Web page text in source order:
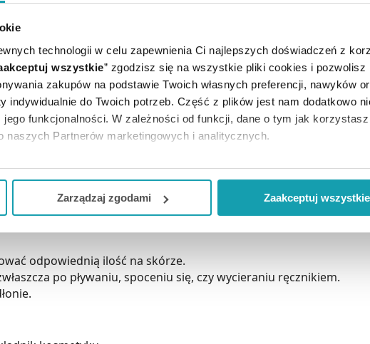
technologii w celu zapewnienia Ci najlepszych doświadczeń z
wszystkie” zgodzisz się na wszystkie pliki cookies i pozwolisz
zakupów na podstawie Twoich własnych preferencji, nawyków
indywidualnie do Twoich potrzeb. Część z plików jest nam dodatkowo
jego funkcjonalności. W zależności od funkcji, dane o tym jak
naszych Partnerów marketingowych i analitycznych.
i wybrać tylko niektóre dodatkowe funkcje, z którymi wiąże się
Zarządzaj zgodami Zaakceptuj wszystkie
kosmetyk, który zapewnia wysoką ochronę przeciwsłoneczną.
wszystkich rodzajów skóry nadwrażliwej na słońce. Kosmetyk
nieklejącą konsystencję, która idealnie się rozprowadza i szybko
potu i pocieranie zapewnia optymalną ochronę
odpowiednią ilość na skórze.
po pływaniu, spoceniu się, czy wycieraniu ręcznikiem.